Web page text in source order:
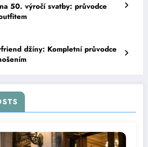
50. výročí svatby: průvodce
džíny: Kompletní průvodce